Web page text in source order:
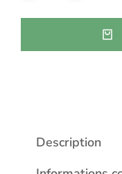
Description